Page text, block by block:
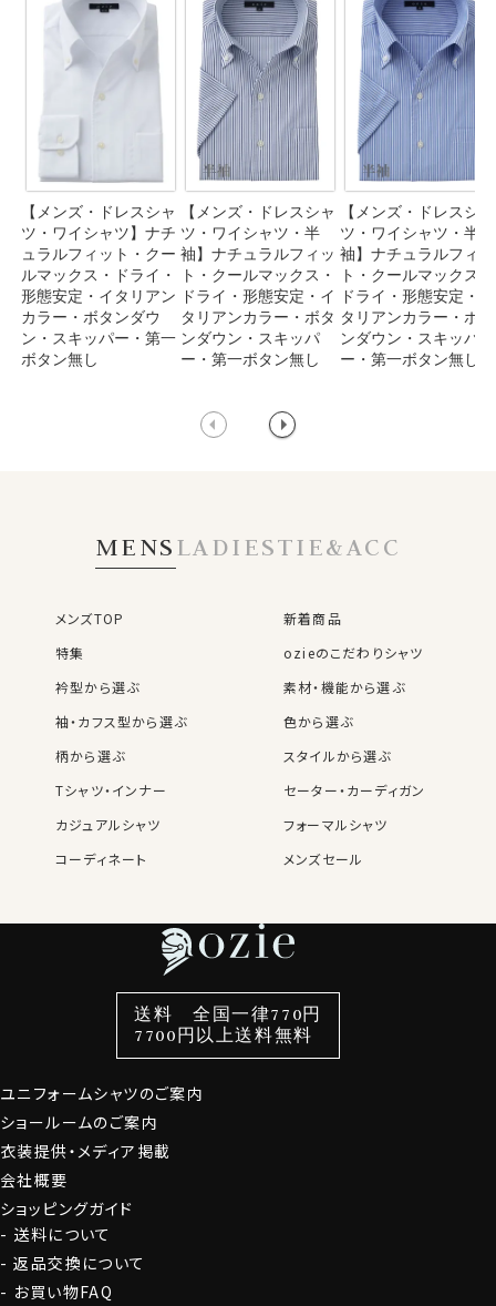
【メンズ・ドレスシャ
ツ・ワイシャツ】ナチ
ュラルフィット・クー
ルマックス・ドライ・
形態安定・イタリアン
カラー・ボタンダウ
ン・スキッパー・第一
ボタン無し
【メンズ・ドレスシャ
ツ・ワイシャツ・半
袖】ナチュラルフィッ
ト・クールマックス・
ドライ・形態安定・イ
タリアンカラー・ボタ
ンダウン・スキッパ
ー・第一ボタン無し
【メンズ・ドレスシャ
ツ・ワイシャツ・半
袖】ナチュラルフィッ
ト・クールマックス・
ドライ・形態安定・イ
タリアンカラー・ボタ
ンダウン・スキッパ
ー・第一ボタン無し
MENSLADIESTIE&ACC
メンズTOP
新着商品
特集
ozieのこだわりシャツ
衿型から選ぶ
素材・機能から選ぶ
袖・カフス型から選ぶ
色から選ぶ
柄から選ぶ
スタイルから選ぶ
Tシャツ・インナー
セーター・カーディガン
カジュアルシャツ
フォーマルシャツ
コーディネート
メンズセール
袖・カフス型から選ぶ
スタイルから選ぶ
カジュアルシャツ
カフスボタン
財布・名刺入れ
バッグ
ストール・マフラー
ユニフォームシャツのご案内
ショールームのご案内
衣装提供・メディア掲載
会社概要
ショッピングガイド
送料について
返品交換について
お買い物FAQ
送料 全国一律770円
7700円以上送料無料